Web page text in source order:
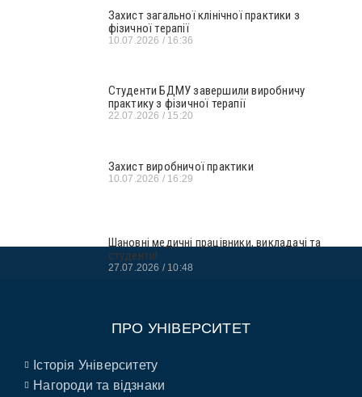
Захист загальної клінічної практики з
фізичної терапії
10.07.2026 16:36
Студенти БДМУ завершили виробничу
практику з фізичної терапії
22.07.2026 15:20
Захист виробничої практики
10.07.2026 16:29
Шановні медичні працівники, викладачі та
студенти!
27.07.2026 10:48
ПРО УНІВЕРСИТЕТ
Історія Університету
Нагороди та відзнаки